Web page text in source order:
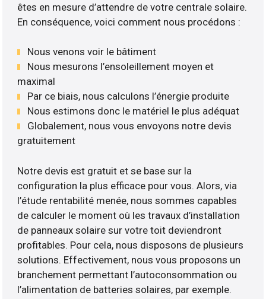
êtes en mesure d’attendre de votre centrale solaire.
En conséquence, voici comment nous procédons :
Nous venons voir le bâtiment
Nous mesurons l’ensoleillement moyen et
maximal
Par ce biais, nous calculons l’énergie produite
Nous estimons donc le matériel le plus adéquat
Globalement, nous vous envoyons notre devis
gratuitement
Notre devis est gratuit et se base sur la
configuration la plus efficace pour vous. Alors, via
l’étude rentabilité menée, nous sommes capables
de calculer le moment où les travaux d’installation
de panneaux solaire sur votre toit deviendront
profitables. Pour cela, nous disposons de plusieurs
solutions. Effectivement, nous vous proposons un
branchement permettant l’autoconsommation ou
l’alimentation de batteries solaires, par exemple.